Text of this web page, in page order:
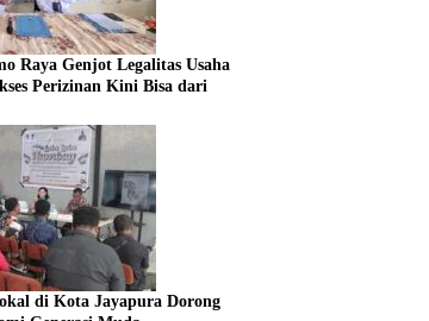
Raya Genjot Legalitas Usaha
Perizinan Kini Bisa dari
di Kota Jayapura Dorong